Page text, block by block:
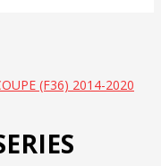
(F36) 2014-2020